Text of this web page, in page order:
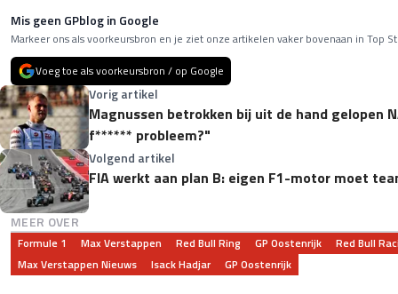
Mis geen GPblog in Google
Markeer ons als voorkeursbron en je ziet onze artikelen vaker bovenaan in Top
Voeg toe als voorkeursbron / op Google
Vorig artikel
Magnussen betrokken bij uit de hand gelopen
f****** probleem?"
Volgend artikel
FIA werkt aan plan B: eigen F1-motor moet
MEER OVER
Formule 1 Max Verstappen Red Bull Ring GP Oostenrijk
Red Bull
Max Verstappen Nieuws
Isack Hadjar GP Oostenrijk